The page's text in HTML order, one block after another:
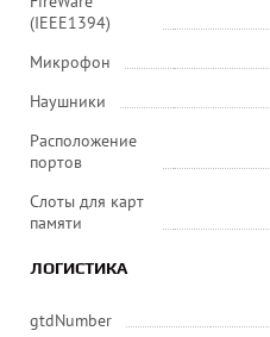
(IEEE1394)
Микрофон
Наушники
Расположение
портов
Слоты для карт
памяти
ЛОГИСТИКА
gtdNumber